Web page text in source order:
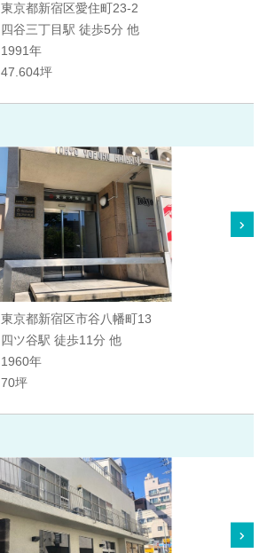
東京都新宿区愛住町23-2
四谷三丁目駅 徒歩5分 他
1991年
47.604坪
東京都新宿区市谷八幡町13
四ツ谷駅 徒歩11分 他
1960年
70坪